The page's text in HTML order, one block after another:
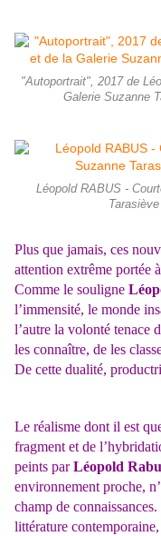
"Autoportrait", 2017 de
Galerie Suzanne
Léopold RABUS -
Plus que jamais, ces
attention extrême portée
Comme le souligne
l’immensité, le monde
l’autre la volonté tenace
les connaître, de les
De cette dualité,
Le réalisme dont il est
fragment et de
peints parLéopold
environnement proche,
champ de
littérature